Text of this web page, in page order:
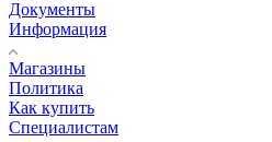
Документы
Информация
Магазины
Политика
Как купить
Специалистам